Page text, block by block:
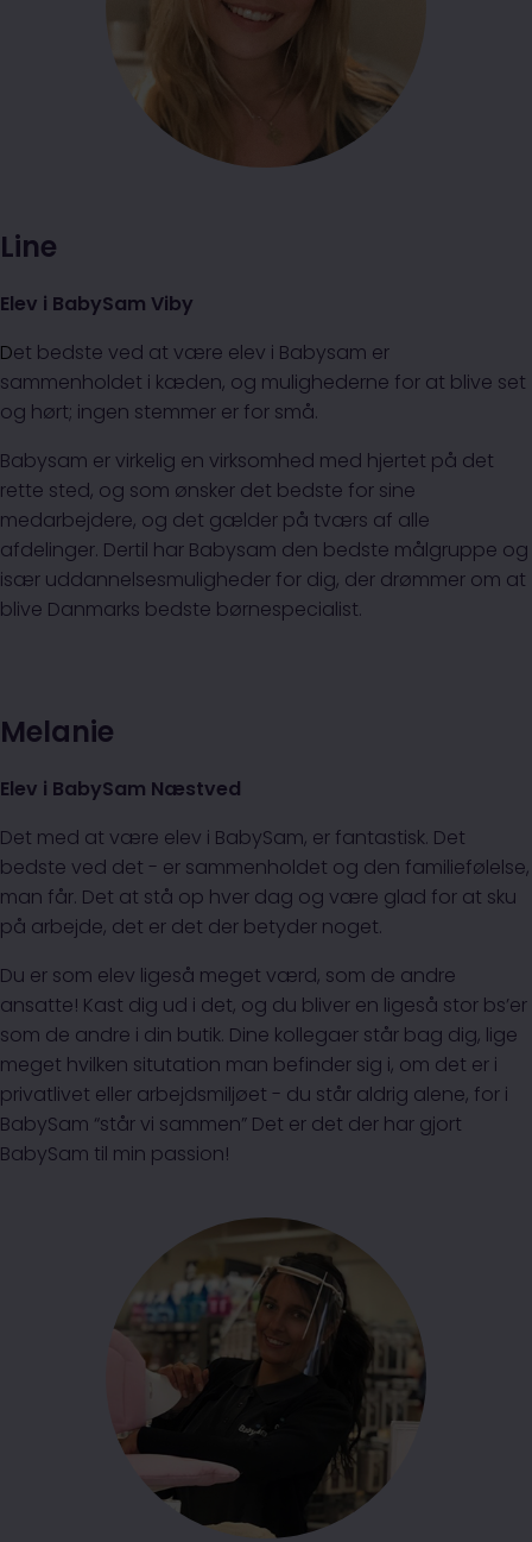
Line
Elev i BabySam Viby
Det bedste ved at være elev i Babysam er
sammenholdet i kæden, og mulighederne for at blive set
og hørt; ingen stemmer er for små.
Babysam er virkelig en virksomhed med hjertet på det
rette sted, og som ønsker det bedste for sine
medarbejdere, og det gælder på tværs af alle
afdelinger. Dertil har Babysam den bedste målgruppe og
især uddannelsesmuligheder for dig, der drømmer om at
blive Danmarks bedste børnespecialist.
Melanie
Elev i BabySam Næstved
Det med at være elev i BabySam, er fantastisk. Det
bedste ved det - er sammenholdet og den familiefølelse,
man får. Det at stå op hver dag og være glad for at sku
på arbejde, det er det der betyder noget.
Du er som elev ligeså meget værd, som de andre
ansatte! Kast dig ud i det, og du bliver en ligeså stor bs’er
som de andre i din butik. Dine kollegaer står bag dig, lige
meget hvilken situtation man befinder sig i, om det er i
privatlivet eller arbejdsmiljøet - du står aldrig alene, for i
BabySam “står vi sammen” Det er det der har gjort
BabySam til min passion!